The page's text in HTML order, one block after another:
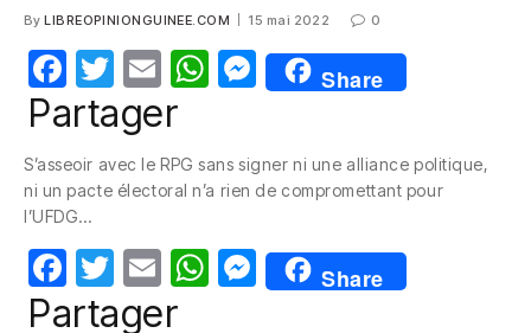
By LIBREOPINIONGUINEE.COM 15 mai 2022 0
F
a
e
b
o
o
T
w
itt
er
E
m
W
s
p
p
M
e
e
g
er
Share
Partager
S’asseoir avec le RPG sans signer ni une alliance politique,
ni un pacte électoral n’a rien de compromettant pour
l’UFDG…
F
a
T
w
E
m
W M
e
Share
Partager